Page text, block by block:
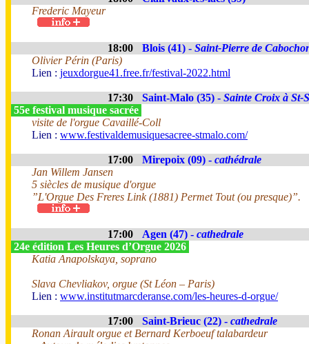
Frederic Mayeur
18:00 Blois (41) - Saint-Pierre de
Olivier Périn (Paris)
Lien : jeuxdorgue41.free.fr/festival-2022.html
17:30 Saint-Malo (35) - Sainte Croix à St-
55e festival musique sacrée
visite de l'orgue Cavaillé-Coll
Lien : www.festivaldemusiquesacree-stmalo.com/
17:00 Mirepoix (09) - cathédrale
Jan Willem Jansen
5 siècles de musique d'orgue
”L'Orgue Des Freres Link (1881) Permet Tout (ou presque)”.
17:00 Agen (47) - cathedrale
24e édition Les Heures d’Orgue 2026
Katia Anapolskaya, soprano
Slava Chevliakov, orgue (St Léon – Paris)
Lien : www.institutmarcderanse.com/les-heures-d-orgue/
17:00 Saint-Brieuc (22) - cathedrale
Ronan Airault orgue et Bernard Kerboeuf talabardeur